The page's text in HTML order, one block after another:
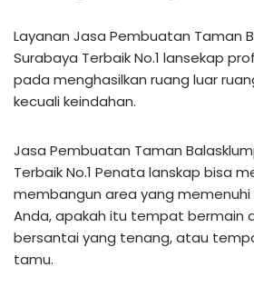
Layanan Jasa Pembuatan Taman
Surabaya Terbaik No.1 lansekap
pada menghasilkan ruang luar
kecuali keindahan.
Jasa Pembuatan Taman
Terbaik No.1 Penata lanskap bisa
membangun area yang memenuhi
Anda, apakah itu tempat bermain
bersantai yang tenang, atau
tamu.